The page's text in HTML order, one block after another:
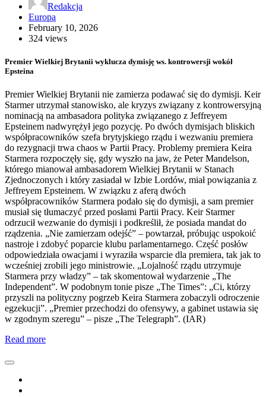
Redakcja
Europa
February 10, 2026
324 views
Premier Wielkiej Brytanii wyklucza dymisję ws. kontrowersji wokół
Epsteina
Premier Wielkiej Brytanii nie zamierza podawać się do dymisji. Keir
Starmer utrzymał stanowisko, ale kryzys związany z kontrowersyjną
nominacją na ambasadora polityka związanego z Jeffreyem
Epsteinem nadwyrężył jego pozycję. Po dwóch dymisjach bliskich
współpracowników szefa brytyjskiego rządu i wezwaniu premiera
do rezygnacji trwa chaos w Partii Pracy. Problemy premiera Keira
Starmera rozpoczęły się, gdy wyszło na jaw, że Peter Mandelson,
którego mianował ambasadorem Wielkiej Brytanii w Stanach
Zjednoczonych i który zasiadał w Izbie Lordów, miał powiązania z
Jeffreyem Epsteinem. W związku z aferą dwóch
współpracowników Starmera podało się do dymisji, a sam premier
musiał się tłumaczyć przed posłami Partii Pracy. Keir Starmer
odrzucił wezwanie do dymisji i podkreślił, że posiada mandat do
rządzenia. „Nie zamierzam odejść” – powtarzał, próbując uspokoić
nastroje i zdobyć poparcie klubu parlamentarnego. Część posłów
odpowiedziała owacjami i wyraziła wsparcie dla premiera, tak jak to
wcześniej zrobili jego ministrowie. „Lojalność rządu utrzymuje
Starmera przy władzy” – tak skomentował wydarzenie „The
Independent”. W podobnym tonie pisze „The Times”: „Ci, którzy
przyszli na polityczny pogrzeb Keira Starmera zobaczyli odroczenie
egzekucji”. „Premier przechodzi do ofensywy, a gabinet ustawia się
w zgodnym szeregu” – pisze „The Telegraph”. (IAR)
Read more